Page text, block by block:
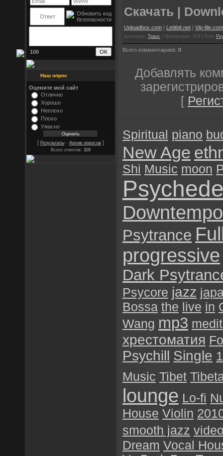
100
Наш опрос
Оцените мой сайт
Отлично
Хорошо
Неплохо
Плохо
Ужасно
[ Результаты · Архив опросов ]
Всего ответов: 110
Скачать |
Uploadbox.com | Letitbit.net | Vip-file.com
Категория: Транс | Просмотров: 479 | Теги:
Всего комментариев: 0
Добавлять
[
Spiritual piano
New Age
Shi Music moon
Downtempo
Psytrance
progressive
Dark
Psycore jazz
Bossa the live in
Wang mp3
хрестоматия
Psychill Single
Music Tibet
lounge Lo-fi
House Violin
smooth jazz
Dream Vocal